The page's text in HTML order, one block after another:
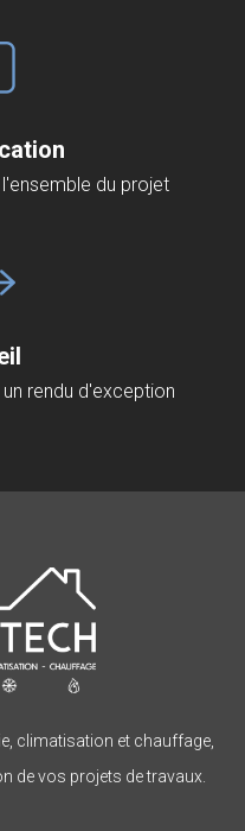
du projet
rendu d'exception
climatisation et chauffage,
de vos projets de travaux.